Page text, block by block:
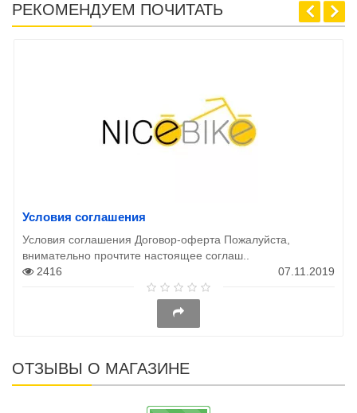
РЕКОМЕНДУЕМ ПОЧИТАТЬ
Условия соглашения
Условия соглашения Договор-оферта Пожалуйста,
внимательно прочтите настоящее соглаш..
2416
07.11.2019
ОТЗЫВЫ О МАГАЗИНЕ